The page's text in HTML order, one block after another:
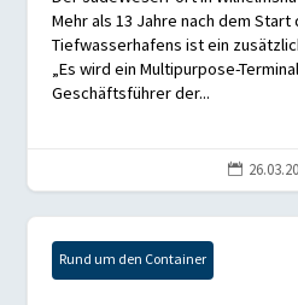
Mehr als 13 Jahre nach dem
Tiefwasserhafens ist ein
„Es wird ein Multipurpose-
Geschäftsführer der...

Rund um den Container